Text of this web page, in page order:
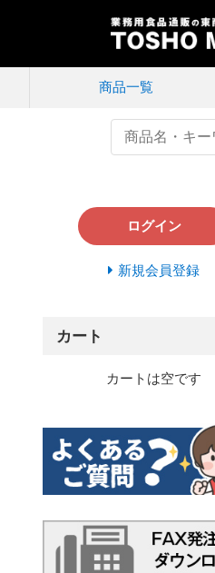
商品一覧
ログイン
新規会員登録
カート
カートは空です